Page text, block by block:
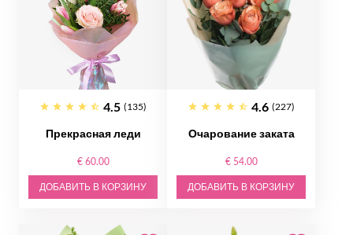
4.5 (135)
Прекрасная леди
€ 60.00
ДОБАВИТЬ В КОРЗИНУ
4.6 (227)
Очарование заката
€ 54.00
ДОБАВИТЬ В КОРЗИНУ